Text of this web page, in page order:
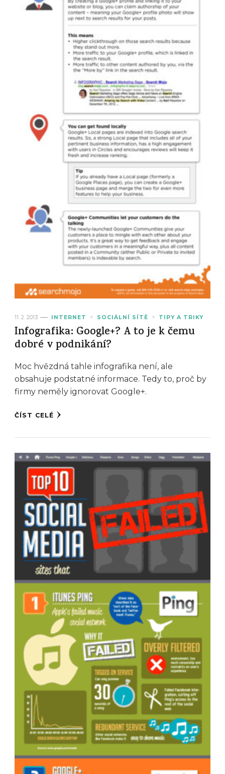
11. 2. 2013 INTERNET SOCIÁLNÍ SÍTĚ TIPY A TRIKY
Infografika: Google+? A to je k čemu
dobré v podnikání?
Moc hvězdná tahle infografika není, ale
obsahuje podstatné informace. Tedy to, proč by
firmy neměly ignorovat Google+.
ČÍST CELÉ